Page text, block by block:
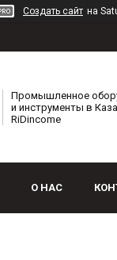
Создать сайт на
Промышленное
и инструменты в
RiDincome
О НАС